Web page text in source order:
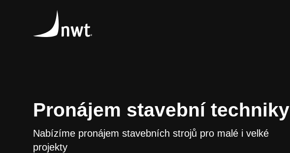
Pronájem stavební techniky
Nabízíme pronájem stavebních strojů pro malé i velké
projekty